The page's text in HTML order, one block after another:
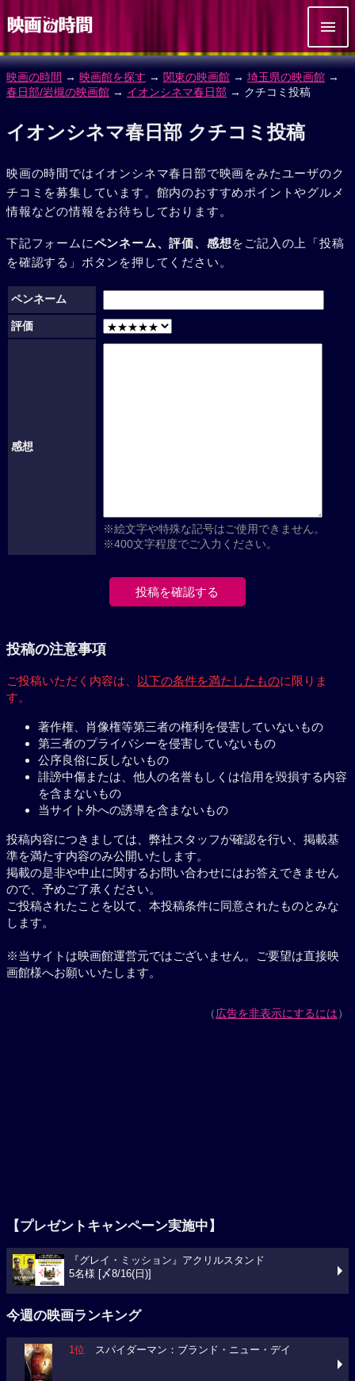
映画の時間 → 映画館を探す → 関東の映画館 → 埼玉県の映画館 →
春日部/岩槻の映画館 → イオンシネマ春日部 → クチコミ投稿
イオンシネマ春日部 クチコミ投稿
映画の時間ではイオンシネマ春日部で映画をみたユーザのク
チコミを募集しています。館内のおすすめポイントやグルメ
情報などの情報をお待ちしております。
下記フォームにペンネーム、評価、感想をご記入の上「投稿
を確認する」ボタンを押してください。
ペンネーム
評価
感想
※絵文字や特殊な記号はご使用できません。
※400文字程度でご入力ください。
投稿の注意事項
ご投稿いただく内容は、 以下の条件を満たしたものに限りま
す。
著作権、肖像権等第三者の権利を侵害していないもの
第三者のプライバシーを侵害していないもの
公序良俗に反しないもの
誹謗中傷または、他人の名誉もしくは信用を毀損する内容
を含まないもの
当サイト外への誘導を含まないもの
投稿内容につきましては、弊社スタッフが確認を行い、掲載基
準を満たす内容のみ公開いたします。
掲載の是非や中止に関するお問い合わせにはお答えできません
ので、予めご了承ください。
ご投稿されたことを以て、本投稿条件に同意されたものとみな
します。
※当サイトは映画館運営元ではございません。ご要望は直接映
画館様へお願いいたします。
（広告を非表示にするには）
【プレゼントキャンペーン実施中】
『グレイ・ミッション』アクリルスタンド
5名様 [〆8/16(日)]
今週の映画ランキング
1位 スパイダーマン：ブランド・ニュー・デイ